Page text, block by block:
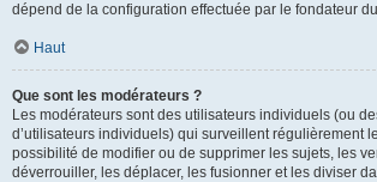
dépend de la configuration effectuée par le fondateur
Haut
Que sont les modérateurs ?
Les modérateurs sont des utilisateurs individuels (ou
d’utilisateurs individuels) qui surveillent régulièrement
possibilité de modifier ou de supprimer les sujets, les
déverrouiller, les déplacer, les fusionner et les diviser